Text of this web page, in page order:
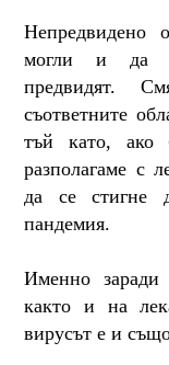
Непредвидено
могли и да
предвидят.
съответните
тъй като,
разполагаме с
да се стигне
пандемия.
Именно заради
както и на
вирусът е и